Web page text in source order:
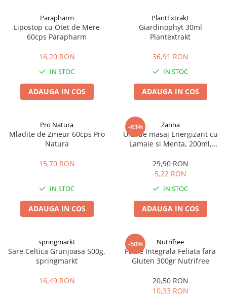
Sanatatea ochilor
Hepato-biliare
Glanda tiroida
Probleme renale
Prostata, urologie
Sistemul osos
Produse naturiste
Antiinflamator
Antitumorale
Articulatii sanatoase
Cardiovasculare
Imunitate
Memorie
Produse sanatate sexuala
Indulcitori
Miere
Bomboane
Gume de mestecat
Siropuri, gemuri
Ciocolata
Miere Manuka
Mancare sanatoasa
Leguminoase
Uleiuri alimentare
Ulei CBD
Produse instant
Geluri de dus naturale
Vopsele
Produse de uz casnic
Produse pentru bucatarie
Produse igienizare
Deodorante
Igiena orala
Protectie antivirala
Sare de baie
Detergenti Bio
Parapharm
Lipostop cu Otet de Mere
60cps Parapharm
16,20 RON
IN STOC
ADAUGA IN COS
PlantExtrakt
Giardinophyt 30ml
Plantextrakt
36,91 RON
IN STOC
ADAUGA IN COS
Pro Natura
Mladite de Zmeur 60cps Pro
Natura
15,70 RON
IN STOC
ADAUGA IN COS
-83% Zanna
Ulei de masaj Energizant cu
Lamaie si Menta, 200ml,
29,90 RON
5,22 RON
IN STOC
ADAUGA IN COS
springmarkt
Sare Celtica Grunjoasa 500g,
springmarkt
16,49 RON
-50% Nutrifree
Paine Integrala Feliata fara
Gluten 300gr Nutrifree
20,50 RON
10,33 RON